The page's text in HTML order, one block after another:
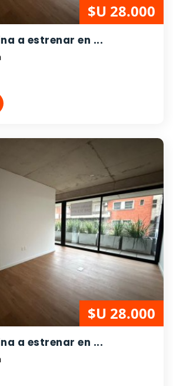
$U 28.000
a estrenar en ...
$U 28.000
a estrenar en ...